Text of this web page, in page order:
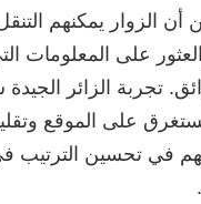
الزوار يمكنهم
على المعلومات
تجربة الزائر
على الموقع
في تحسين الترتيب